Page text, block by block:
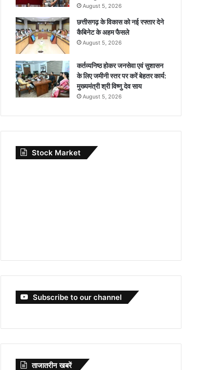
August 5, 2026
छत्तीसगढ़ के विकास को नई रफ्तार देने
कैबिनेट के अहम फैसले
August 5, 2026
कर्तव्यनिष्ठ होकर जनसेवा एवं सुशासन
के लिए जमीनी स्तर पर करें बेहतर कार्य:
मुख्यमंत्री श्री विष्णु देव साय
August 5, 2026
Stock Market
Subscribe to our channel
ताजातरीन खबरें